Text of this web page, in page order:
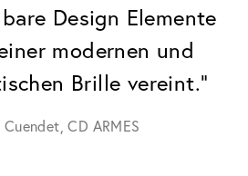
Design Elemente
modernen und
Brille vereint."
CD ARMES